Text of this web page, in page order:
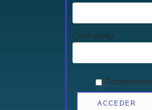
Contraseña
Recuérdame